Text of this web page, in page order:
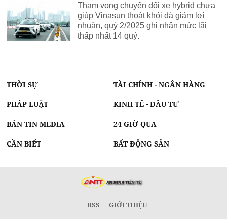
Tham vọng chuyển đổi xe hybrid chưa
giúp Vinasun thoát khỏi đà giảm lợi
nhuận, quý 2/2025 ghi nhận mức lãi
thấp nhất 14 quý.
THỜI SỰ TÀI CHÍNH - NGÂN HÀNG
PHÁP LUẬT KINH TẾ - ĐẦU TƯ
BẢN TIN MEDIA 24 GIỜ QUA
CẦN BIẾT BẤT ĐỘNG SẢN
RSS GIỚI THIỆU